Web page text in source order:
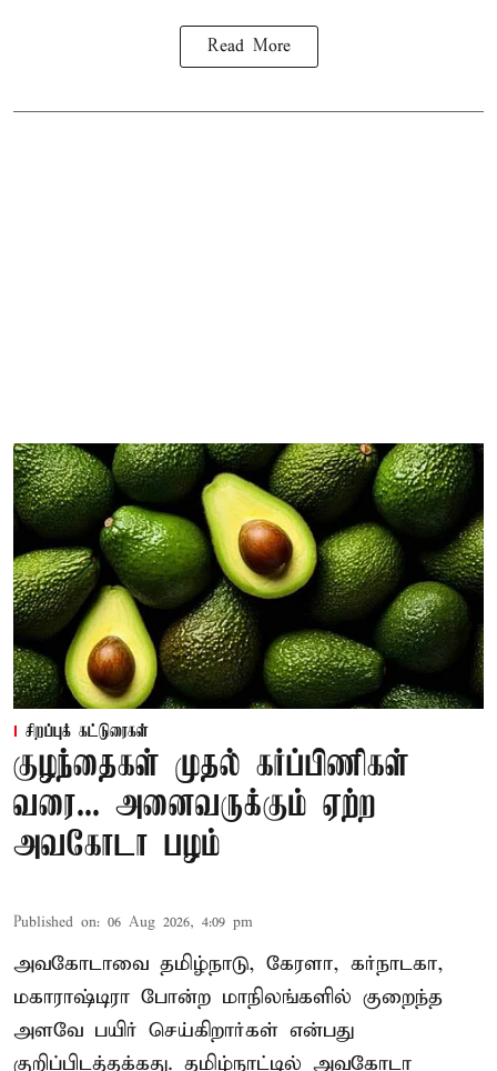
Read More
சிறப்புக் கட்டுரைகள்
குழந்தைகள் முதல் கர்ப்பிணிகள்
வரை... அனைவருக்கும் ஏற்ற
அவகோடா பழம்
Published on: 06 Aug 2026, 4:09 pm
அவகோடாவை தமிழ்நாடு, கேரளா, கர்நாடகா,
மகாராஷ்டிரா போன்ற மாநிலங்களில் குறைந்த
அளவே பயிர் செய்கிறார்கள் என்பது
குறிப்பிடத்தக்கது. தமிழ்நாட்டில் அவகோடா